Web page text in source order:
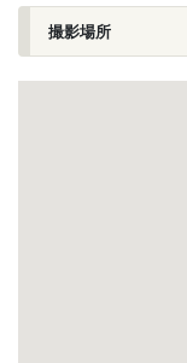
撮影場所